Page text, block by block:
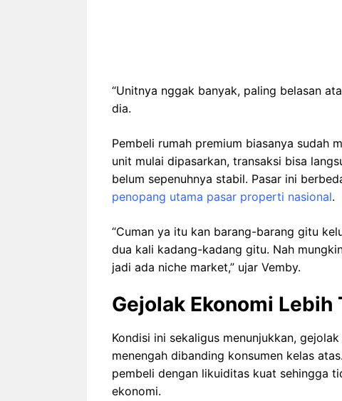
“Unitnya nggak banyak, paling belasan
dia.
Pembeli rumah premium biasanya sudah
unit mulai dipasarkan, transaksi bisa
belum sepenuhnya stabil. Pasar ini
penopang utama pasar properti nasional.
“Cuman ya itu kan barang-barang gitu
dua kali kadang-kadang gitu. Nah
jadi ada niche market,” ujar Vemby.
Gejolak Ekonomi Lebih
Kondisi ini sekaligus menunjukkan,
menengah dibanding konsumen kelas
pembeli dengan likuiditas kuat sehingga
ekonomi.